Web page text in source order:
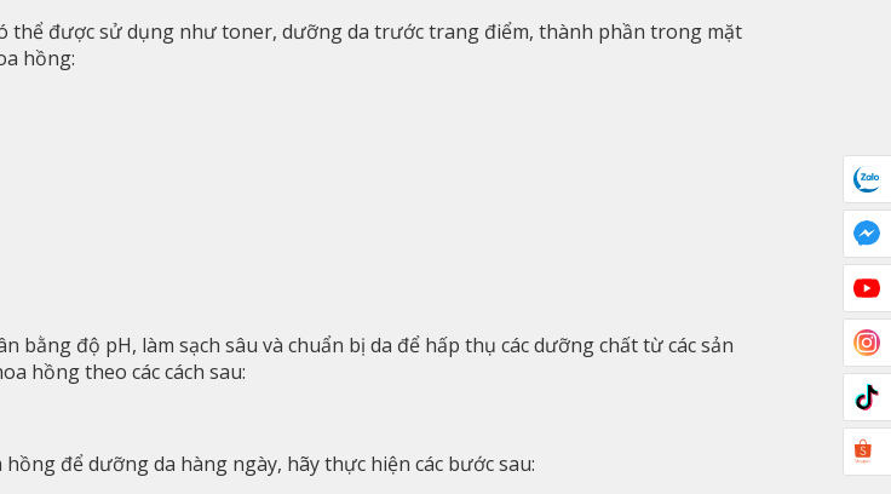
thể được sử dụng như toner, dưỡng da trước trang điểm, thành phần trong mặt
hồng:
độ pH, làm sạch sâu và chuẩn bị da để hấp thụ các dưỡng chất từ các sản
hồng theo các cách sau:
để dưỡng da hàng ngày, hãy thực hiện các bước sau: